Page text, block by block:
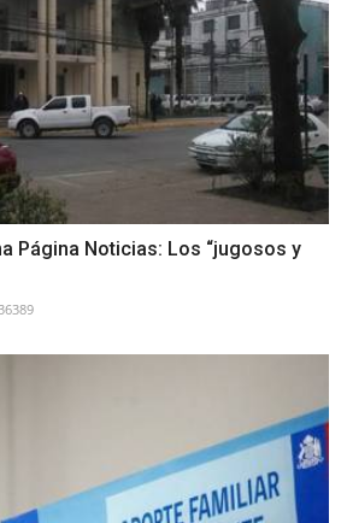
Página Noticias: Los “jugosos y
36389